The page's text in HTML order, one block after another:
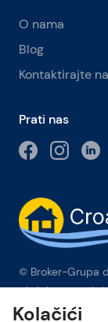
O nama
Blog
Kontaktirajte
Prati nas
© Broker-Grupa
Obala kneza
Kolačići